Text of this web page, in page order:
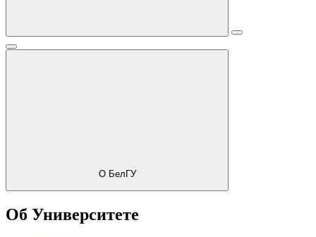
О БелГУ
Об Университете